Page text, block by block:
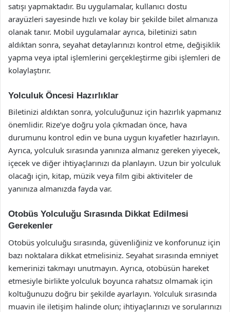
satışı yapmaktadır. Bu uygulamalar, kullanıcı dostu
arayüzleri sayesinde hızlı ve kolay bir şekilde bilet almanıza
olanak tanır. Mobil uygulamalar ayrıca, biletinizi satın
aldıktan sonra, seyahat detaylarınızı kontrol etme, değişiklik
yapma veya iptal işlemlerini gerçekleştirme gibi işlemleri de
kolaylaştırır.
Yolculuk Öncesi Hazırlıklar
Biletinizi aldıktan sonra, yolculuğunuz için hazırlık yapmanız
önemlidir. Rize’ye doğru yola çıkmadan önce, hava
durumunu kontrol edin ve buna uygun kıyafetler hazırlayın.
Ayrıca, yolculuk sırasında yanınıza almanız gereken yiyecek,
içecek ve diğer ihtiyaçlarınızı da planlayın. Uzun bir yolculuk
olacağı için, kitap, müzik veya film gibi aktiviteler de
yanınıza almanızda fayda var.
Otobüs Yolculuğu Sırasında Dikkat Edilmesi
Gerekenler
Otobüs yolculuğu sırasında, güvenliğiniz ve konforunuz için
bazı noktalara dikkat etmelisiniz. Seyahat sırasında emniyet
kemerinizi takmayı unutmayın. Ayrıca, otobüsün hareket
etmesiyle birlikte yolculuk boyunca rahatsız olmamak için
koltuğunuzu doğru bir şekilde ayarlayın. Yolculuk sırasında
muavin ile iletişim halinde olun; ihtiyaçlarınızı ve sorularınızı